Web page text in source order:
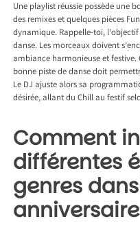
Une playlist réussie possède une
des remixes et quelques pièces
dynamique. Rappelle-toi,
danse. Les morceaux doivent
ambiance harmonieuse et festive.
bonne piste de danse doit
Le DJ ajuste alors sa
désirée, allant du Chill au festif
Comment
différentes
genres
anniversaire